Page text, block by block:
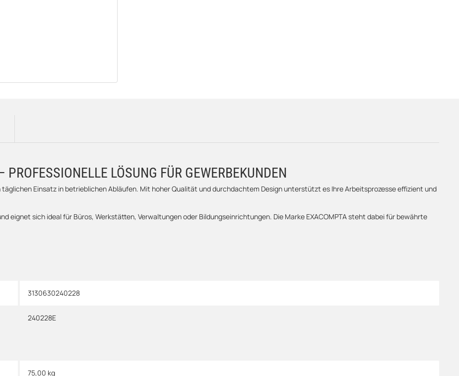
3130630240228
240228E
75,00 kg
LÖSUNG FÜR GEWERBEKUNDEN
Einsatz in betrieblichen Abläufen. Mit hoher Qualität und durchdachtem Design unterstützt es Ihre Arbeitsprozesse effizient und
eignet sich ideal für Büros, Werkstätten, Verwaltungen oder Bildungseinrichtungen. Die Marke EXACOMPTA steht dabei für bewährte